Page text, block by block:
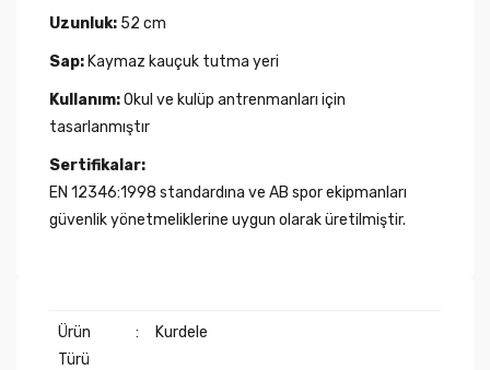
Uzunluk: 52 cm
Sap: Kaymaz kauçuk tutma yeri
Kullanım:Okul ve kulüp antrenmanları için
tasarlanmıştır
Sertifikalar:
EN 12346:1998 standardına ve AB spor ekipmanları
güvenlik yönetmeliklerine uygun olarak üretilmiştir.
Ürün
Türü
: Kurdele